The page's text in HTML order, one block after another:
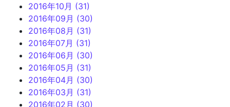
2016年10月 (31)
2016年09月 (30)
2016年08月 (31)
2016年07月 (31)
2016年06月 (30)
2016年05月 (31)
2016年04月 (30)
2016年03月 (31)
2016年02月 (30)